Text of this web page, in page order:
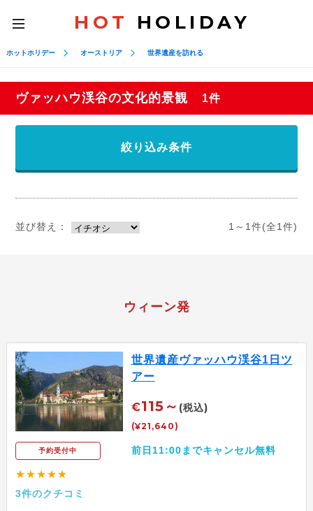
toggle
navigation
HOT HOLIDAY
ホットホリデー オーストリア 世界遺産を訪れる
ヴァッハウ渓谷の文化的景観 1件
絞り込み条件
並び替え： 1～1件(全1件)
ウィーン発
予約受付中
★★★★★
3件のクチコミ
世界遺産ヴァッハウ渓谷1日ツ
アー
€115～ (税込)
(¥21,640)
前日11:00までキャンセル無料